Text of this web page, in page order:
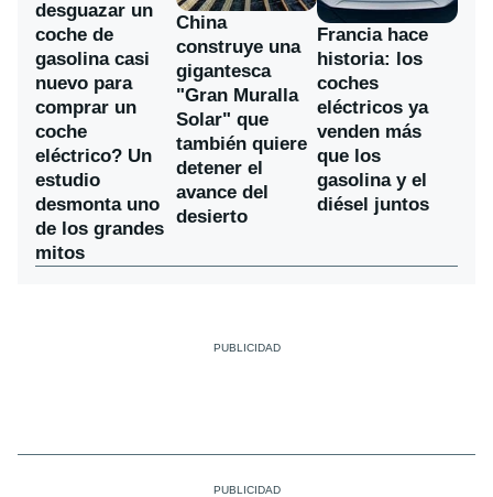
desguazar un
coche de
gasolina casi
nuevo para
comprar un
coche
eléctrico? Un
estudio
desmonta uno
de los grandes
mitos
China
construye una
gigantesca
"Gran Muralla
Solar" que
también quiere
detener el
avance del
desierto
Francia hace
historia: los
coches
eléctricos ya
venden más
que los
gasolina y el
diésel juntos